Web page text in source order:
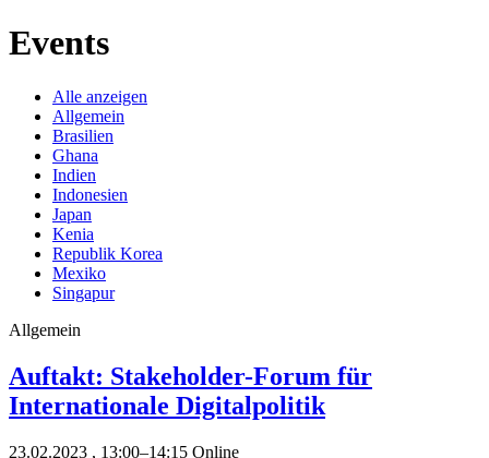
Events
Alle anzeigen
Allgemein
Brasilien
Ghana
Indien
Indonesien
Japan
Kenia
Republik Korea
Mexiko
Singapur
Allgemein
Auftakt: Stakeholder-Forum für
Internationale Digitalpolitik
23.02.2023 , 13:00–14:15 Online